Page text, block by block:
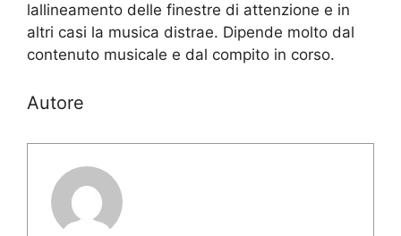
lallineamento delle finestre di attenzione e in
altri casi la musica distrae. Dipende molto dal
contenuto musicale e dal compito in corso.
Autore